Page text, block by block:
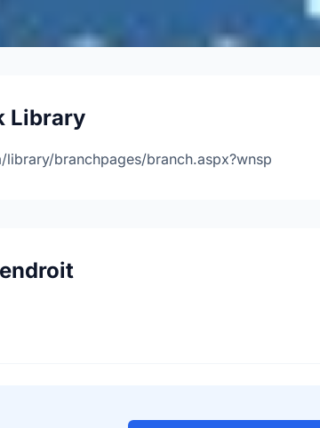
Library
branchpages/branch.aspx?wnsp